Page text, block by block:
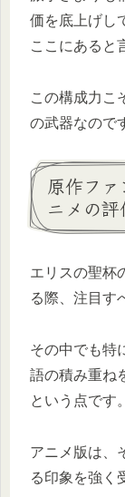
価を底上げし
ここにあると
この構成力こ
の武器なので
原作フ
ニメの
エリスの聖杯
る際、注目す
その中でも特
語の積み重ね
という点です。
アニメ版は、
る印象を強く